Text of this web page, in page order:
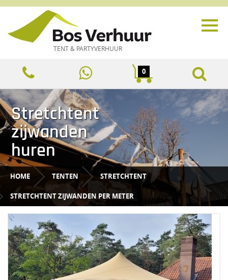
TENT & PARTYVERHUUR
0
Stretchtent
zijwanden
huren
HOME TENTEN STRETCHTENT
STRETCHTENT ZIJWANDEN PER METER